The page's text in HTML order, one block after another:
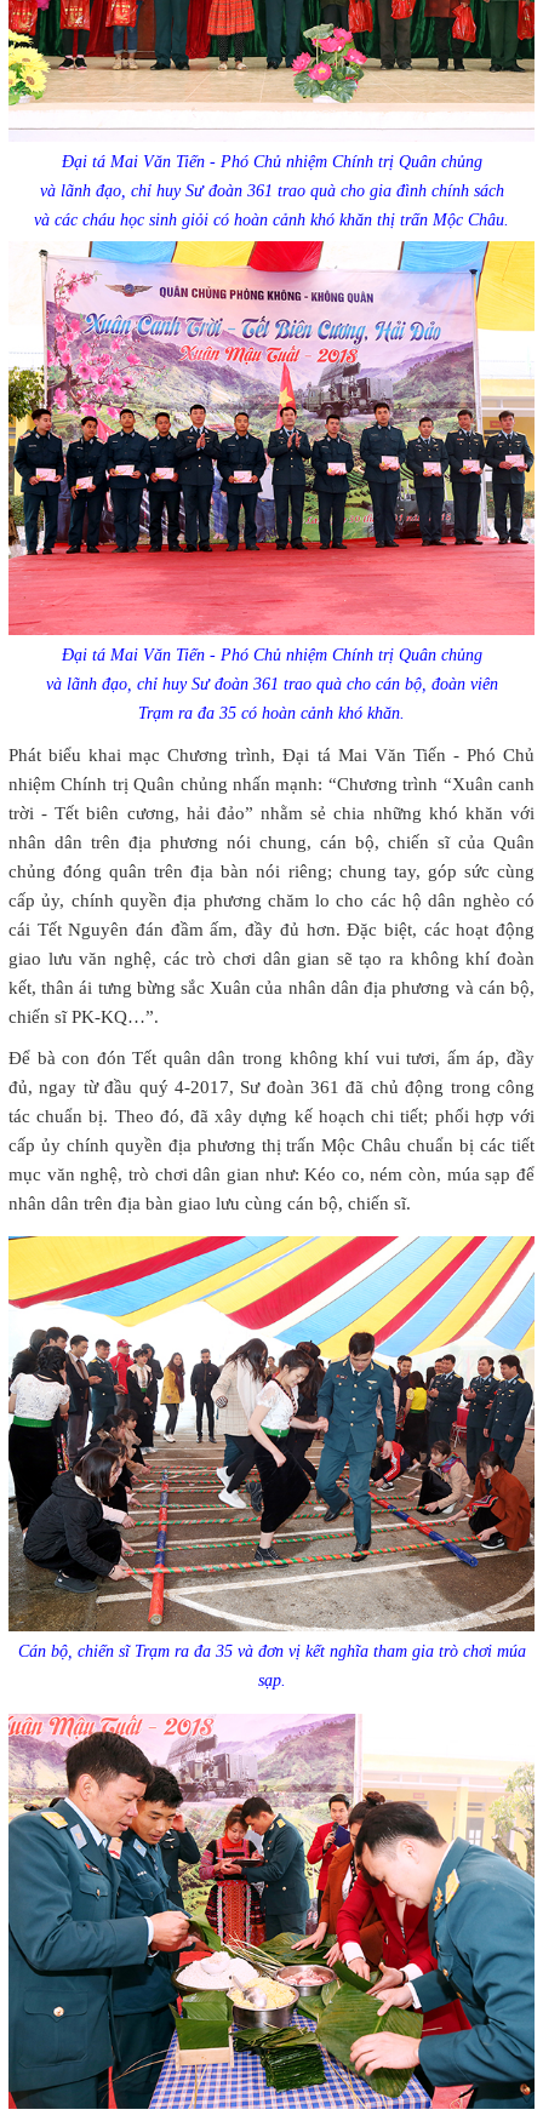
Đại tá Mai Văn Tiến - Phó Chủ nhiệm Chính trị Quân chủng
và lãnh đạo, chỉ huy Sư đoàn 361 trao quà cho gia đình chính sách
và các cháu học sinh giỏi có hoàn cảnh khó khăn thị trấn Mộc Châu.
Đại tá Mai Văn Tiến - Phó Chủ nhiệm Chính trị Quân chủng
và lãnh đạo, chỉ huy Sư đoàn 361 trao quà cho cán bộ, đoàn viên
Trạm ra đa 35 có hoàn cảnh khó khăn.
Phát biểu khai mạc Chương trình, Đại tá Mai Văn Tiến - Phó Chủ
nhiệm Chính trị Quân chủng nhấn mạnh: “Chương trình “Xuân canh
trời - Tết biên cương, hải đảo” nhằm sẻ chia những khó khăn với
nhân dân trên địa phương nói chung, cán bộ, chiến sĩ của Quân
chủng đóng quân trên địa bàn nói riêng; chung tay, góp sức cùng
cấp ủy, chính quyền địa phương chăm lo cho các hộ dân nghèo có
cái Tết Nguyên đán đầm ấm, đầy đủ hơn. Đặc biệt, các hoạt động
giao lưu văn nghệ, các trò chơi dân gian sẽ tạo ra không khí đoàn
kết, thân ái tưng bừng sắc Xuân của nhân dân địa phương và cán bộ,
chiến sĩ PK-KQ…”.
Để bà con đón Tết quân dân trong không khí vui tươi, ấm áp, đầy
đủ, ngay từ đầu quý 4-2017, Sư đoàn 361 đã chủ động trong công
tác chuẩn bị. Theo đó, đã xây dựng kế hoạch chi tiết; phối hợp với
cấp ủy chính quyền địa phương thị trấn Mộc Châu chuẩn bị các tiết
mục văn nghệ, trò chơi dân gian như: Kéo co, ném còn, múa sạp để
nhân dân trên địa bàn giao lưu cùng cán bộ, chiến sĩ.
Cán bộ, chiến sĩ Trạm ra đa 35 và đơn vị kết nghĩa tham gia trò chơi múa
sạp.